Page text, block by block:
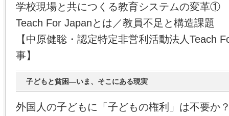
学校現場と共につくる教育システムの変革①
Teach For Japanとは／教員不足と構造課題
【中原健聡・認定特定非営利活動法人Teach
事】
子どもと貧困―いま、そこにある現実
外国人の子どもに「子どもの権利」は不要か